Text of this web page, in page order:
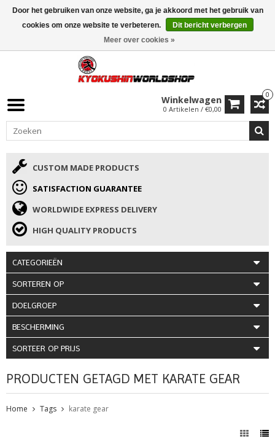
ISAMU SUMMER DEALS• 10% Korting + cadeau vanaf €169 →
0
Winkelwagen
0 Artikelen / €0,00
CUSTOM MADE PRODUCTS
SATISFACTION GUARANTEE
WORLDWIDE EXPRESS DELIVERY
HIGH QUALITY PRODUCTS
CATEGORIEËN
SORTEREN OP
DOELGROEP
BESCHERMING
SORTEER OP PRIJS
PRODUCTEN GETAGD MET KARATE GEAR
Home Tags karate gear
Door het gebruiken van onze website, ga je akkoord met het gebruik van
cookies om onze website te verbeteren.
Dit bericht verbergen
Meer over cookies »